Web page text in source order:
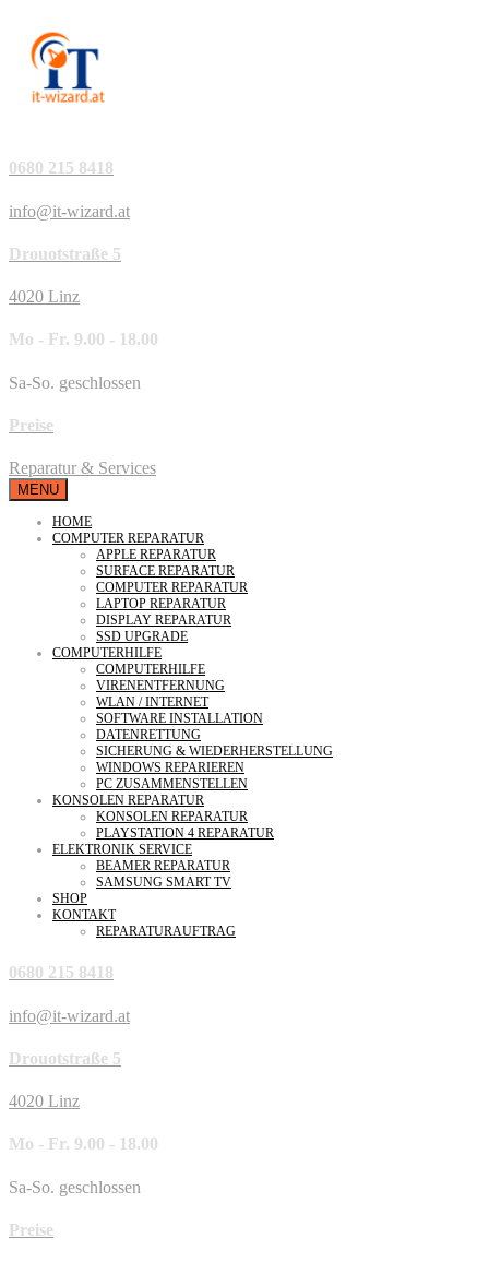
0680 215 8418
info@it-wizard.at
Drouotstraße 5
4020 Linz
Mo - Fr. 9.00 - 18.00
Sa-So. geschlossen
Preise
Reparatur & Services
MENU
HOME
COMPUTER REPARATUR
APPLE REPARATUR
SURFACE REPARATUR
COMPUTER REPARATUR
LAPTOP REPARATUR
DISPLAY REPARATUR
SSD UPGRADE
COMPUTERHILFE
COMPUTERHILFE
VIRENENTFERNUNG
WLAN / INTERNET
SOFTWARE INSTALLATION
DATENRETTUNG
SICHERUNG & WIEDERHERSTELLUNG
WINDOWS REPARIEREN
PC ZUSAMMENSTELLEN
KONSOLEN REPARATUR
KONSOLEN REPARATUR
PLAYSTATION 4 REPARATUR
ELEKTRONIK SERVICE
BEAMER REPARATUR
SAMSUNG SMART TV
SHOP
KONTAKT
REPARATURAUFTRAG
0680 215 8418
info@it-wizard.at
Drouotstraße 5
4020 Linz
Mo - Fr. 9.00 - 18.00
Sa-So. geschlossen
Preise